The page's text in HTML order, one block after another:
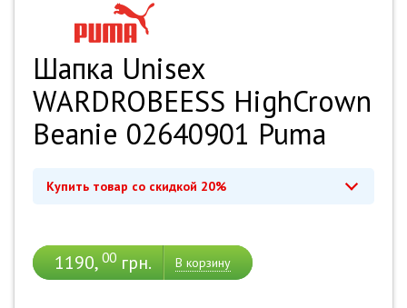
Шапка Unisex
WARDROBEESS HighCrown
Beanie 02640901 Puma
Купить товар со скидкой 20%
*Промокод действует до 28 февраля 2030
1190,00грн. В корзину